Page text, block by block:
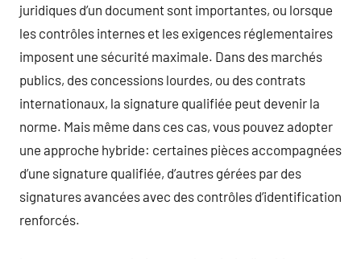
juridiques d’un document sont importantes, ou lorsque
les contrôles internes et les exigences réglementaires
imposent une sécurité maximale. Dans des marchés
publics, des concessions lourdes, ou des contrats
internationaux, la signature qualifiée peut devenir la
norme. Mais même dans ces cas, vous pouvez adopter
une approche hybride: certaines pièces accompagnées
d’une signature qualifiée, d’autres gérées par des
signatures avancées avec des contrôles d’identification
renforcés.